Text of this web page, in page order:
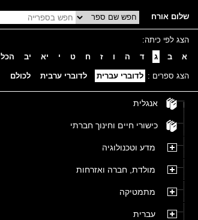
שלום אורח
הצג לפי כיתה:
א
ב ג ד ה ו ז ח ט י יא יב הכל
הצג ספרים : לדוברי עברית לדוברי ערבית לכולם
אנגלית
כישורי חיים וחינוך חברתי
מדע וטכנולוגיה
מולדת, חברה ואזרחות
מתמטיקה
עברית